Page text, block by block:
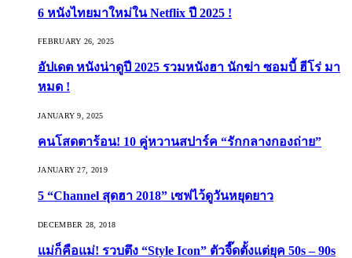
6 หนังไทยมาใหม่ใน Netflix ปี 2025 !
FEBRUARY 26, 2025
อัปเดต หนังน่าดูปี 2025 รวมหนังฮา นักฆ่า ซอมบี้ ฮีโร่ มา
หมด !
JANUARY 9, 2025
คนโสดตาร้อน! 10 คู่หวานสปาร์ค “รักกลางกองถ่าย”
JANUARY 27, 2019
5 “Channel สุดฮา 2018” เซฟไว้ดูวันหยุดยาว
DECEMBER 28, 2018
แม่ก็คือแม่! รวบตึง “Style Icon” ตัวจี๊ดตั้งแต่ยุค 50s – 90s